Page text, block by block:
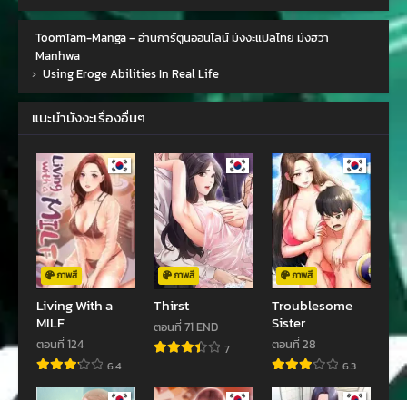
ตุลาคม 6, 2024
ตอนที่ 31
กันยายน 8, 2024
ตอนที่ 30
กันยายน 8, 2024 กันยายน 8, 2024
กันยายน 8, 2024 กันยายน 8, 2024
ตอนที่ 26
กันยายน 8, 2024
ตอนที่ 25
กันยายน 8, 2024
ตอนที่ 24
กันยายน 8, 2024
ตอนที่ 23
กรกฎาคม 10, 2024
ตอนที่ 22
กรกฎาคม 3, 2024 มิถุนายน 26, 2024
ตอนที่ 20
มิถุนายน 9, 2024 พฤษภาคม 27, 2024
ToomTam-Manga – อ่านการ์ตูนออนไลน์ มังงะแปลไทย มังฮวา
Manhwa
› Using Eroge Abilities In Real Life
แนะนำมังงะเรื่องอื่นๆ
ภาพสี
Living With a
MILF
ตอนที่ 124
6.4
ภาพสี
Thirst
ตอนที่ 71 END
7
ภาพสี
Troublesome
Sister
ตอนที่ 28
6.3